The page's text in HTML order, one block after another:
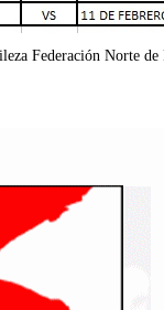
Federación Norte